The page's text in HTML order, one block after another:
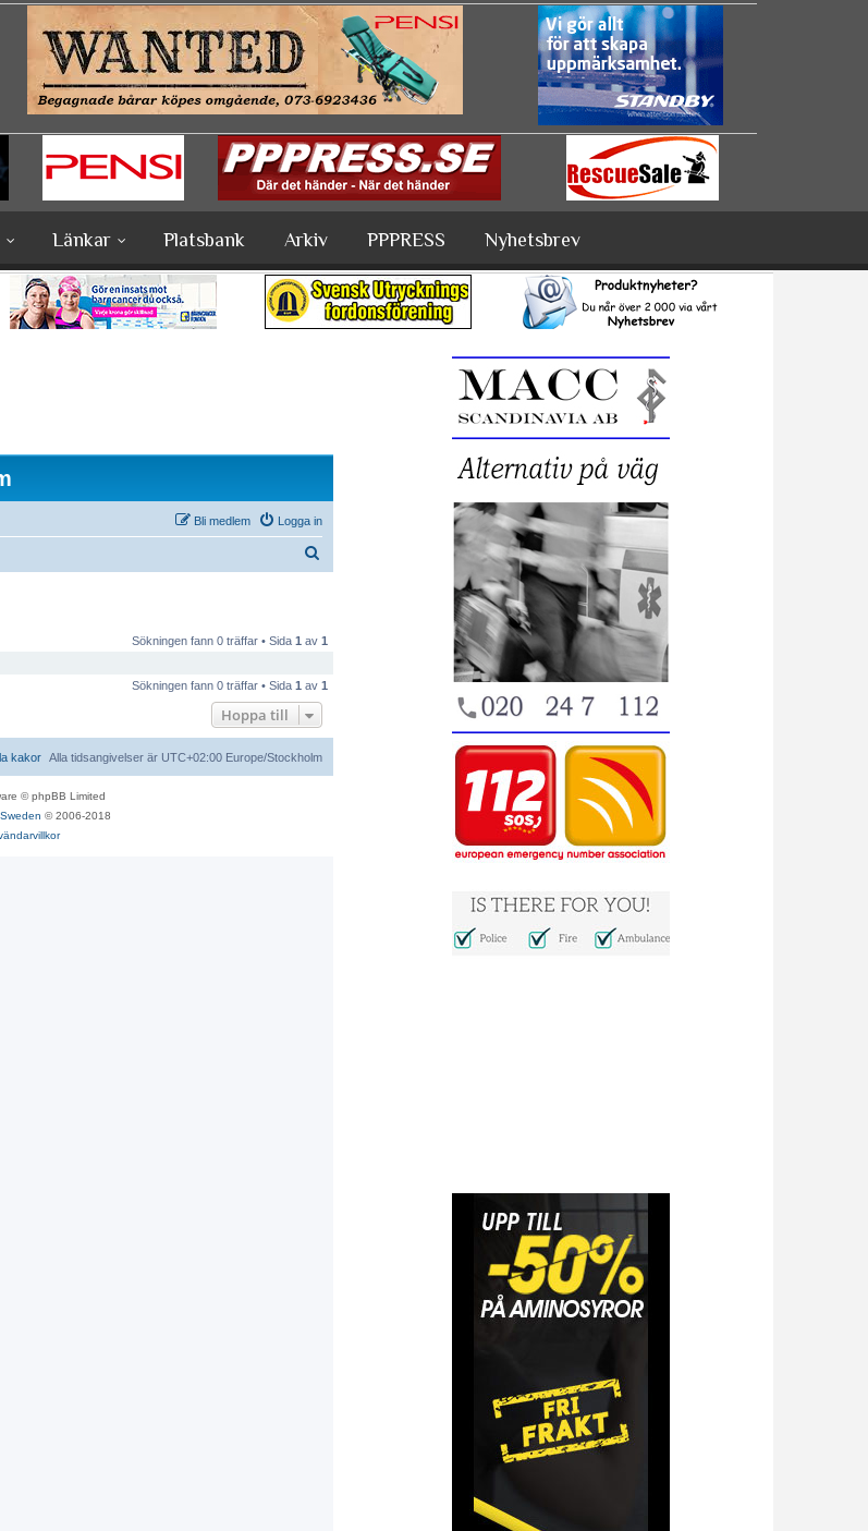
Länkar Platsbank Arkiv PPPRESS Nyhetsbrev